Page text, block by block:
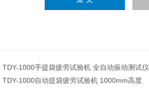
TDY-1000手提袋疲劳试验机 全自动振动测试仪
TDY-1000自动提袋疲劳试验机 1000mm高度